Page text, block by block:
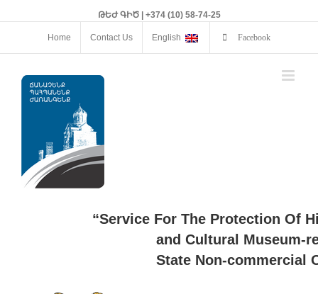
ԹԵԺ ԳԻԾ | +374 (10) 58-74-25
Home Contact Us English Facebook
“Service For The Protection Of
and Cultural Museum-
State Non-commercial